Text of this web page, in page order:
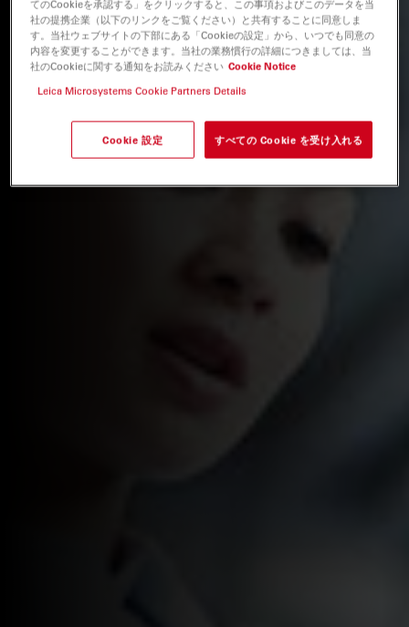
てのCookieを承認する」をクリックすると、この事項およびこのデータを当
社の提携企業（以下のリンクをご覧ください）と共有することに同意しま
す。当社ウェブサイトの下部にある「Cookieの設定」から、いつでも同意の
内容を変更することができます。当社の業務慣行の詳細につきましては、当
社のCookieに関する通知をお読みください Cookie Notice
Leica Microsystems Cookie Partners Details
Cookie 設定 すべての Cookie を受け入れる